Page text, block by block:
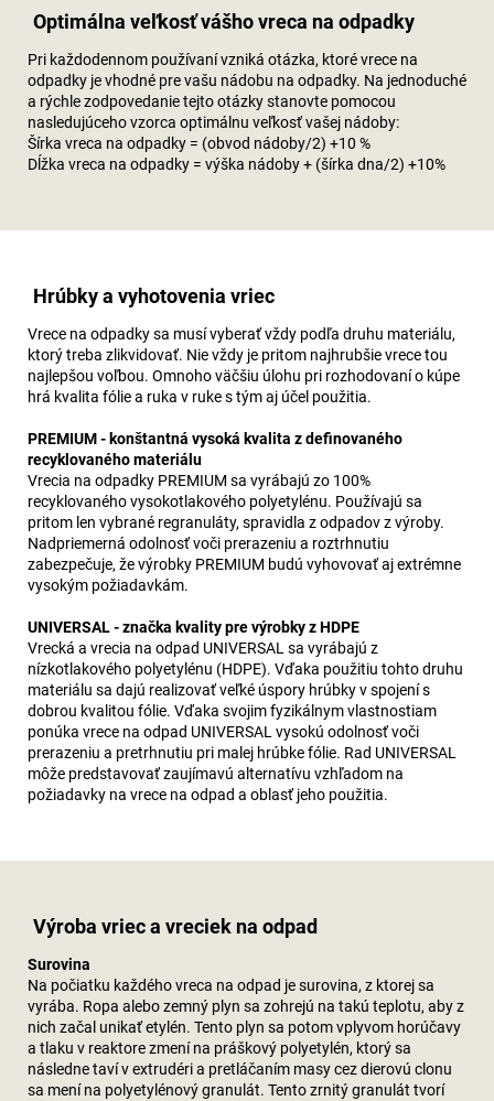
Optimálna veľkosť vášho vreca na odpadky
Pri každodennom používaní vzniká otázka, ktoré vrece na
odpadky je vhodné pre vašu nádobu na odpadky. Na jednoduché
a rýchle zodpovedanie tejto otázky stanovte pomocou
nasledujúceho vzorca optimálnu veľkosť vašej nádoby:
Šírka vreca na odpadky = (obvod nádoby/2) +10 %
Dĺžka vreca na odpadky = výška nádoby + (šírka dna/2) +10%
Hrúbky a vyhotovenia vriec
Vrece na odpadky sa musí vyberať vždy podľa druhu materiálu,
ktorý treba zlikvidovať. Nie vždy je pritom najhrubšie vrece tou
najlepšou voľbou. Omnoho väčšiu úlohu pri rozhodovaní o kúpe
hrá kvalita fólie a ruka v ruke s tým aj účel použitia.
PREMIUM - konštantná vysoká kvalita z definovaného
recyklovaného materiálu
Vrecia na odpadky PREMIUM sa vyrábajú zo 100%
recyklovaného vysokotlakového polyetylénu. Používajú sa
pritom len vybrané regranuláty, spravidla z odpadov z výroby.
Nadpriemerná odolnosť voči prerazeniu a roztrhnutiu
zabezpečuje, že výrobky PREMIUM budú vyhovovať aj extrémne
vysokým požiadavkám.
UNIVERSAL - značka kvality pre výrobky z HDPE
Vrecká a vrecia na odpad UNIVERSAL sa vyrábajú z
nízkotlakového polyetylénu (HDPE). Vďaka použitiu tohto druhu
materiálu sa dajú realizovať veľké úspory hrúbky v spojení s
dobrou kvalitou fólie. Vďaka svojim fyzikálnym vlastnostiam
ponúka vrece na odpad UNIVERSAL vysokú odolnosť voči
prerazeniu a pretrhnutiu pri malej hrúbke fólie. Rad UNIVERSAL
môže predstavovať zaujímavú alternatívu vzhľadom na
požiadavky na vrece na odpad a oblasť jeho použitia.
Výroba vriec a vreciek na odpad
Surovina
Na počiatku každého vreca na odpad je surovina, z ktorej sa
vyrába. Ropa alebo zemný plyn sa zohrejú na takú teplotu, aby z
nich začal unikať etylén. Tento plyn sa potom vplyvom horúčavy
a tlaku v reaktore zmení na práškový polyetylén, ktorý sa
následne taví v extrudéri a pretláčaním masy cez dierovú clonu
sa mení na polyetylénový granulát. Tento zrnitý granulát tvorí